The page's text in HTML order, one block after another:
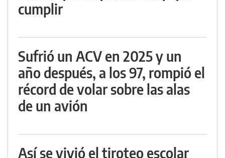
cumplir
Sufrió un ACV en 2025 y un
año después, a los 97, rompió el
récord de volar sobre las alas
de un avión
Así se vivió el tiroteo escolar